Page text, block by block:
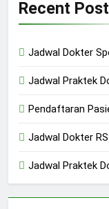
Recent
Jadwal Dokter
Jadwal Praktek
Pendaftaran
Jadwal Dokter
Jadwal Praktek